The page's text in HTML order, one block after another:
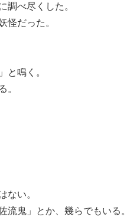
調べ尽くした。
怪だった。
と鳴く。
。
ない。
流鬼」とか、幾らでもいる。